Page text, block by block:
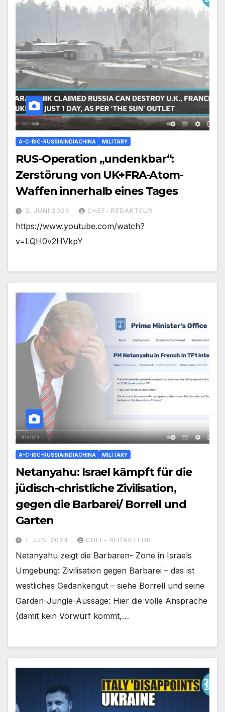
A-C-RIC-RUSSIAINDIACHINA MILITARY
RUS-Operation „undenkbar“:
Zerstörung von UK+FRA-Atom-
Waffen innerhalb eines Tages
3. JUNI 2024 CHEF- REDAKTEUR
https://www.youtube.com/watch?
v=LQH0v2HVkpY
A-C-RIC-RUSSIAINDIACHINA MILITARY
Netanyahu: Israel kämpft für die
jüdisch-christliche Zivilisation,
gegen die Barbarei/ Borrell und
Garten
1. JUNI 2024 CHEF- REDAKTEUR
Netanyahu zeigt die Barbaren- Zone in Israels
Umgebung: Zivilisation gegen Barbarei – das ist
westliches Gedankengut – siehe Borrell und seine
Garden-Jungle-Aussage: Hier die volle Ansprache
(damit kein Vorwurf kommt,…